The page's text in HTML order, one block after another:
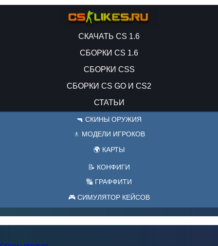
СКАЧАТЬ CS 1.6
СБОРКИ CS 1.6
СБОРКИ CSS
СБОРКИ CS GO И CS2
СТАТЬИ
🔫 СКИНЫ ОРУЖИЯ
🚶 МОДЕЛИ ИГРОКОВ
🌍 КАРТЫ
📝 КОНФИГИ
🔣 ГРАФФИТИ
🎮 СИМУЛЯТОР КЕЙСОВ